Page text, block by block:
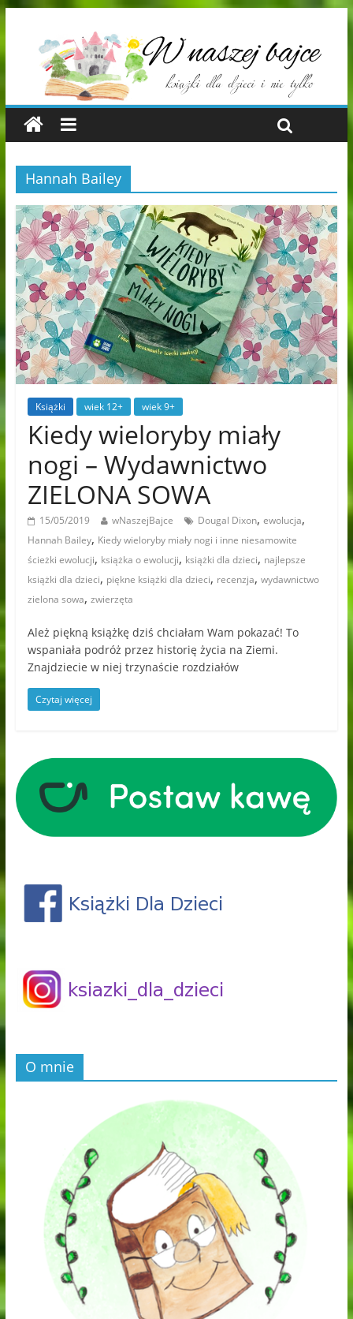
Hannah Bailey
Książki wiek 12+ wiek 9+
Kiedy wieloryby miały
nogi – Wydawnictwo
ZIELONA SOWA
15/05/2019 wNaszejBajce Dougal Dixon, ewolucja,
Hannah Bailey, Kiedy wieloryby miały nogi i inne niesamowite
ścieżki ewolucji, książka o ewolucji, książki dla dzieci, najlepsze
książki dla dzieci, piękne książki dla dzieci, recenzja, wydawnictwo
zielona sowa, zwierzęta
Ależ piękną książkę dziś chciałam Wam pokazać! To
wspaniała podróż przez historię życia na Ziemi.
Znajdziecie w niej trzynaście rozdziałów
Czytaj więcej
O mnie